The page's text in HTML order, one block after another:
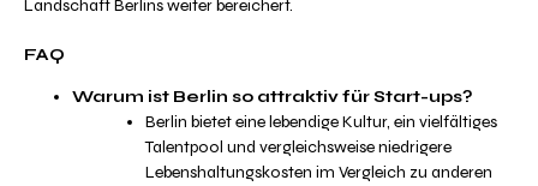
Landschaft Berlins weiter bereichert.
FAQ
Warum ist Berlin so attraktiv für Start-ups?
Berlin bietet eine lebendige Kultur, ein vielfältiges
Talentpool und vergleichsweise niedrigere
Lebenshaltungskosten im Vergleich zu anderen